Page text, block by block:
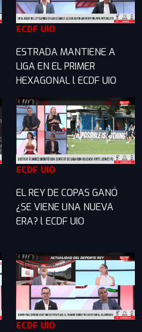
ECDF UIO
ESTRADA MANTIENE A
LIGA EN EL PRIMER
HEXAGONAL l ECDF UIO
ECDF UIO
EL REY DE COPAS GANÓ
¿SE VIENE UNA NUEVA
ERA? l ECDF UIO
ECDF UIO